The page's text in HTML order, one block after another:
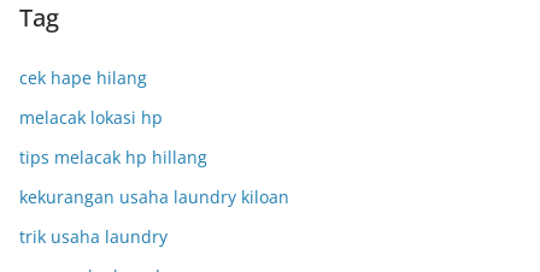
Tag
cek hape hilang
melacak lokasi hp
tips melacak hp hillang
kekurangan usaha laundry kiloan
trik usaha laundry